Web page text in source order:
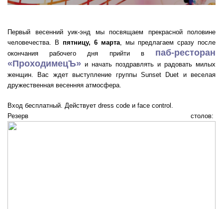
Первый весенний уик-энд мы посвящаем прекрасной половине
человечества. В пятницу, 6 марта, мы предлагаем сразу после
окончания рабочего дня прийти в паб-ресторан
«ПроходимецЪ» и начать поздравлять и радовать милых
женщин. Вас ждет выступление группы Sunset Duet и веселая
дружественная весенняя атмосфера.
Вход бесплатный. Действует dress code и face control.
Резерв столов: